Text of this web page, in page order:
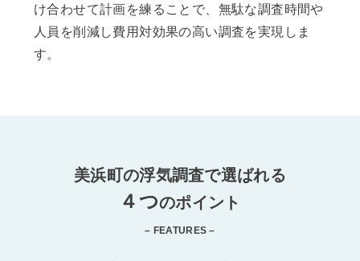
け合わせて計画を練ることで、無駄な調査時間や
人員を削減し費用対効果の高い調査を実現しま
す。
美浜町の浮気調査で選ばれる
４つのポイント
– FEATURES –